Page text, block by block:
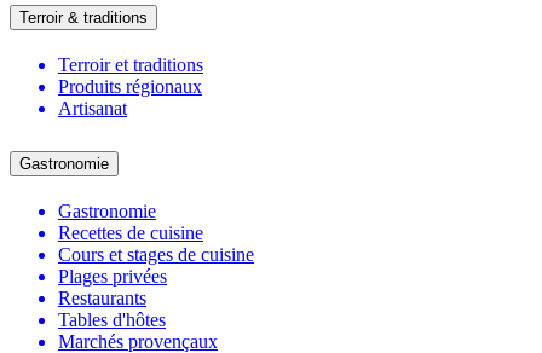
Terroir & traditions
Terroir et traditions
Produits régionaux
Artisanat
Gastronomie
Gastronomie
Recettes de cuisine
Cours et stages de cuisine
Plages privées
Restaurants
Tables d'hôtes
Marchés provençaux